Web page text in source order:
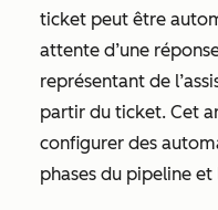
ticket peut être
attente d’une
représentant de
partir du ticket. Cet
configurer des
phases du pipeline